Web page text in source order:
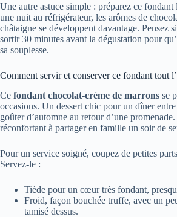
Une autre astuce simple : préparez ce
une nuit au réfrigérateur, les arômes de
châtaigne se développent davantage. Pensez
sortir 30 minutes avant la dégustation pour
sa souplesse.
Comment servir et conserver ce fondant tout
Ce fondant chocolat-crème de marrons se
occasions. Un dessert chic pour un dîner
goûter d’automne au retour d’une
réconfortant à partager en famille un soir de
Pour un service soigné, coupez de petites
Servez-le :
Tiède pour un cœur très fondant,
Froid, façon bouchée truffe, avec un
tamisé dessus.